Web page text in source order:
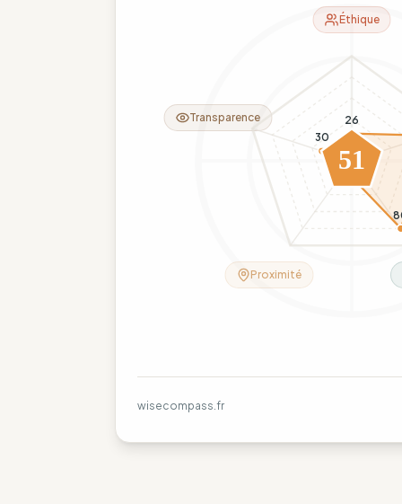
26
11
30
51
Éthique
Proximité
Transparence
wisecompass.fr